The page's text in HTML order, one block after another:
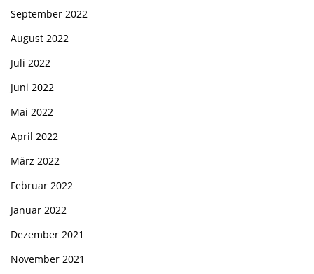
September 2022
August 2022
Juli 2022
Juni 2022
Mai 2022
April 2022
März 2022
Februar 2022
Januar 2022
Dezember 2021
November 2021